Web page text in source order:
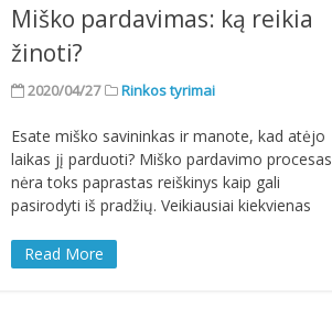
Miško pardavimas: ką reikia
žinoti?
2020/04/27 Rinkos tyrimai
Esate miško savininkas ir manote, kad atėjo
laikas jį parduoti? Miško pardavimo procesas
nėra toks paprastas reiškinys kaip gali
pasirodyti iš pradžių. Veikiausiai kiekvienas
Read More